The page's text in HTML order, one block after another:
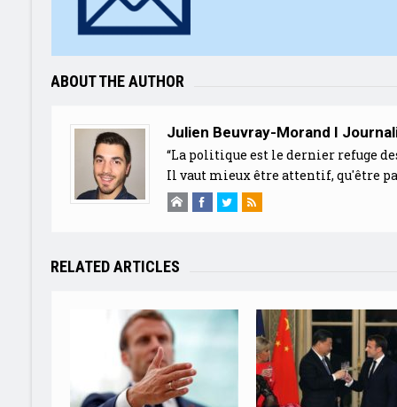
ABOUT THE AUTHOR
Julien Beuvray-Morand I
“La politique est le dernier refuge
Il vaut mieux être attentif, qu'être
RELATED ARTICLES